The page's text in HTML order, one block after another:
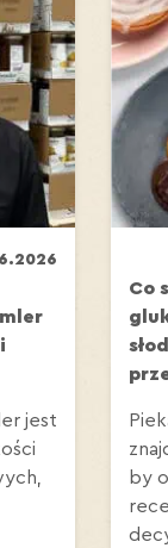
jest
Co
by